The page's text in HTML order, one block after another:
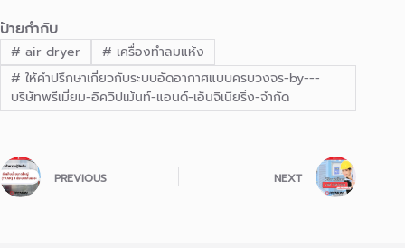
ป้ายกำกับ
# air dryer # เครื่องทำลมแห้ง
# ให้คำปรึกษาเกี่ยวกับระบบอัดอากาศแบบครบวงจร-by---
บริษัทพรีเมี่ยม-อิควิปเม้นท์-แอนด์-เอ็นจิเนียริ่ง-จำกัด
PREVIOUS NEXT